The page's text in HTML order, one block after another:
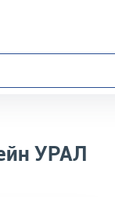
УРАЛ